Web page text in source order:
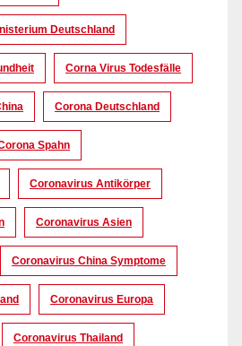
Deutschland
Corna Virus Todesfälle
Corona Deutschland
Spahn
Coronavirus Antikörper
Coronavirus Asien
Coronavirus China Symptome
Coronavirus Europa
Coronavirus Thailand